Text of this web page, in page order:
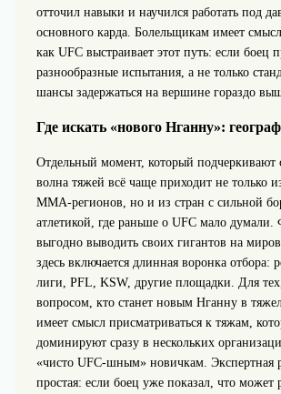
отточил навыки и научился работать под
основного карда. Болельщикам имеет смысл
как UFC выстраивает этот путь: если боец
разнообразные испытания, а не только
шансы задержаться на вершине гораздо
Где искать «нового Нганну»:
Отдельный момент, который подчеркивают
волна тяжей всё чаще приходит не только
ММА-регионов, но и из стран с сильной
атлетикой, где раньше о UFC мало думали.
выгодно выводить своих гигантов на
здесь включается длинная воронка отбора:
лиги, PFL, KSW, другие площадки. Для тех,
вопросом, кто станет новым Нганну в
имеет смысл присматриваться к тяжам,
доминируют сразу в нескольких
«чисто UFC‑шным» новичкам. Экспертная
простая: если боец уже показал, что может